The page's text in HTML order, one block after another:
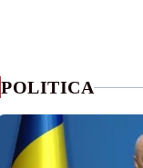
POLITICA